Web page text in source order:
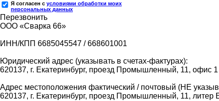
Я согласен с условиями обработки моих
персональных данных
Перезвонить
ООО «Сварка 66»
ИНН/КПП 6685045547 / 668601001
Юридический адрес (указывать в счетах-фактурах):
620137, г. Екатеринбург, проезд Промышленный, 11, офис 1
Адрес местоположения фактический / почтовый (НЕ
620137, г. Екатеринбург, проезд Промышленный, 11, литер